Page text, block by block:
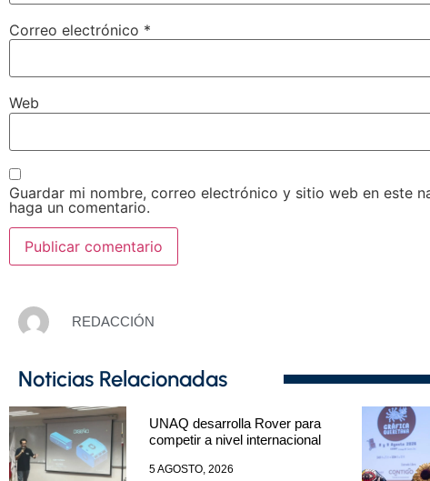
Correo electrónico *
Web
Guardar mi nombre, correo electrónico y sitio web en este
haga un comentario.
REDACCIÓN
Noticias Relacionadas
UNAQ desarrolla Rover para
competir a nivel internacional
5 AGOSTO, 2026